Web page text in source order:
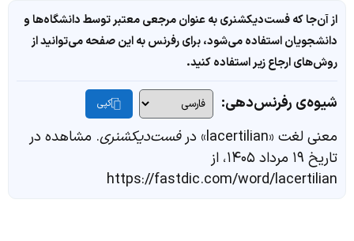
از آن‌جا که فست‌دیکشنری به عنوان مرجعی معتبر توسط دانشگاه‌ها و
دانشجویان استفاده می‌شود، برای رفرنس به این صفحه می‌توانید از
روش‌های ارجاع زیر استفاده کنید.
شیوه‌ی رفرنس‌دهی: کپی
معنی لغت «lacertilian» در فست‌دیکشنری. مشاهده در
تاریخ ۱۹ مرداد ۱۴۰۵، از
https://fastdic.com/word/lacertilian